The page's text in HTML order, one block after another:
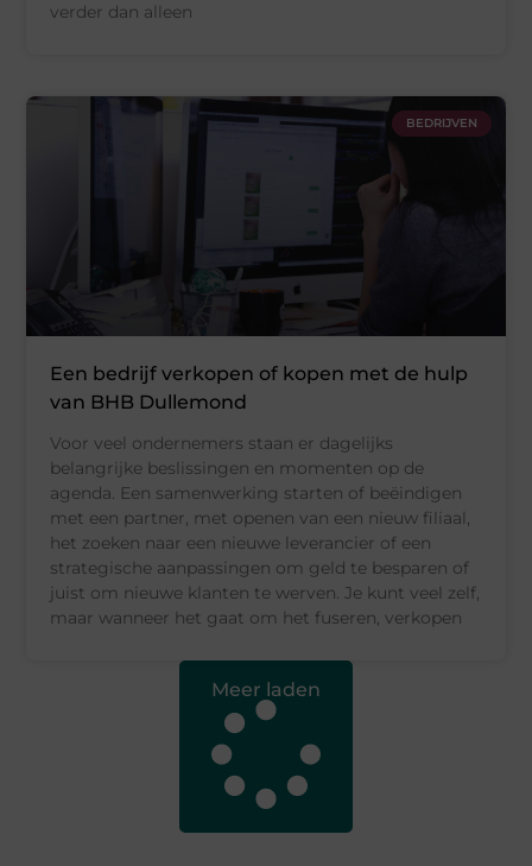
verder dan alleen
BEDRIJVEN
Een bedrijf verkopen of kopen met de hulp
van BHB Dullemond
Voor veel ondernemers staan er dagelijks
belangrijke beslissingen en momenten op de
agenda. Een samenwerking starten of beëindigen
met een partner, met openen van een nieuw filiaal,
het zoeken naar een nieuwe leverancier of een
strategische aanpassingen om geld te besparen of
juist om nieuwe klanten te werven. Je kunt veel zelf,
maar wanneer het gaat om het fuseren, verkopen
Meer laden